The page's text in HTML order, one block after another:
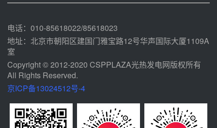
100MW光热项目机组调试及性能
电话：010-85618022/85618023
地址：北京市朝阳区建国门雅宝路12号华声国际大厦1109A
室
Copyright © 2012-2020 CSPPLAZA光热发电网版权所有
All Rights Reserved.
京ICP备13024512号-4